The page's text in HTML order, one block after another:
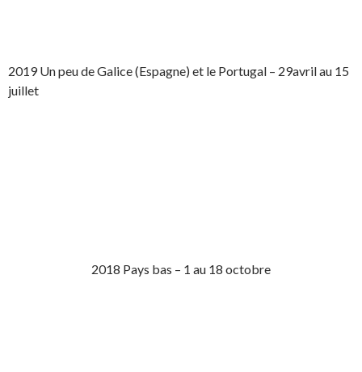
2019 Un peu de Galice (Espagne) et le Portugal – 29avril au 15
juillet
2018 Pays bas – 1 au 18 octobre